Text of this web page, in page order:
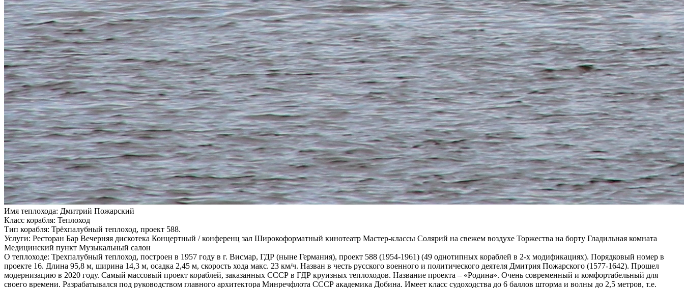
Имя теплохода: Дмитрий Пожарский
Класс корабля: Теплоход
Тип корабля: Трёхпалубный теплоход, проект 588.
Услуги: Ресторан Бар Вечерняя дискотека Концертный / конференц зал Широкоформатный кинотеатр Мастер-классы Солярий на свежем воздухе Торжества на борту Гладильная комната
Медицинский пункт Музыкальный салон
О теплоходе: Трехпалубный теплоход, построен в 1957 году в г. Висмар, ГДР (ныне Германия), проект 588 (1954-1961) (49 однотипных кораблей в 2-х модификациях). Порядковый номер в
проекте 16. Длина 95,8 м, ширина 14,3 м, осадка 2,45 м, скорость хода макс. 23 км/ч. Назван в честь русского военного и политического деятеля Дмитрия Пожарского (1577-1642). Прошел
модернизацию в 2020 году. Самый массовый проект кораблей, заказанных СССР в ГДР круизных теплоходов. Название проекта – «Родина». Очень современный и комфортабельный для
своего времени. Разрабатывался под руководством главного архитектора Минречфлота СССР академика Добина. Имеет класс судоходства до 6 баллов шторма и волны до 2,5 метров, т.е.